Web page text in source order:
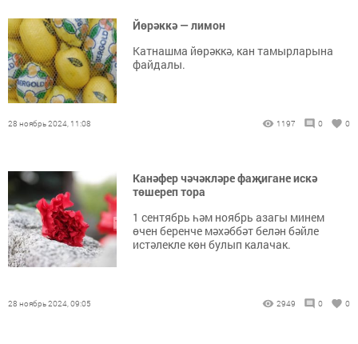
Йөрәккә — лимон
Катнашма йөрәккә, кан тамырларына
файдалы.
28 ноябрь 2024, 11:08 1197 0 0
Канәфер чәчәкләре фаҗигане искә
төшереп тора
1 сентябрь һәм ноябрь азагы минем
өчен беренче мәхәббәт белән бәйле
истәлекле көн булып калачак.
28 ноябрь 2024, 09:05 2949 0 0